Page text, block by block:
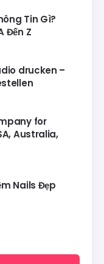
Tin Gì?
Đến Z
drucken –
for
Australia,
Nails Đẹp